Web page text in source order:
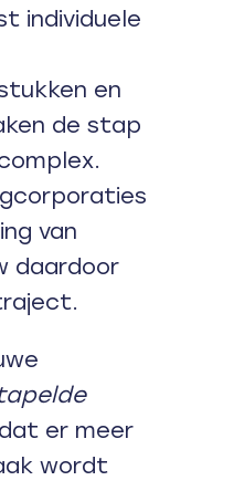
individuele
en
de stap
van
daardoor
er meer
wordt